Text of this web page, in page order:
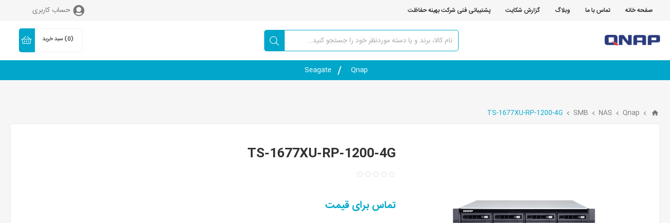
صفحه خانه تماس با ما وبلاگ گزارش شکایت پشتیبانی فنی شرکت بهینه حفاظت حساب کاربری
(0) سبد خرید
Qnap
Seagate
Qnap
NAS
SMB
TS-1677XU-RP-1200-4G
TS-1677XU-RP-1200-4G
تماس برای قیمت